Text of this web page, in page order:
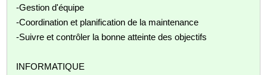
-Gestion d'équipe
-Coordination et planification de la maintenance
-Suivre et contrôler la bonne atteinte des objectifs
INFORMATIQUE